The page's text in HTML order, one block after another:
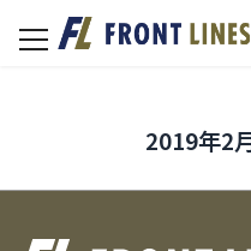
toggle
2019年2